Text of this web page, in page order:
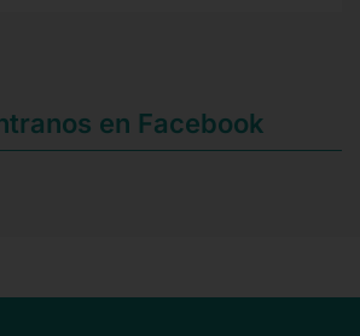
en Facebook